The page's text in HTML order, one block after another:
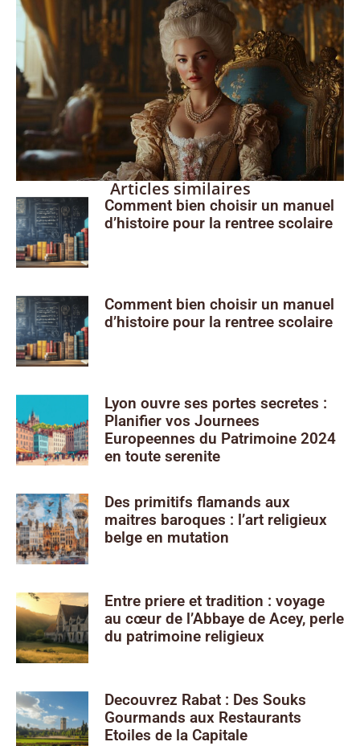
Articles similaires
Comment bien choisir un manuel
d’histoire pour la rentree scolaire
Comment bien choisir un manuel
d’histoire pour la rentree scolaire
Lyon ouvre ses portes secretes :
Planifier vos Journees
Europeennes du Patrimoine 2024
en toute serenite
Des primitifs flamands aux
maitres baroques : l’art religieux
belge en mutation
Entre priere et tradition : voyage
au cœur de l’Abbaye de Acey, perle
du patrimoine religieux
Decouvrez Rabat : Des Souks
Gourmands aux Restaurants
Etoiles de la Capitale